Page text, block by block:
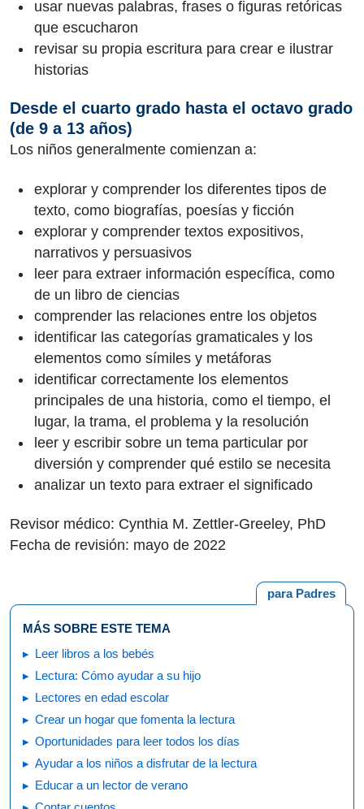
usar nuevas palabras, frases o figuras retóricas
que escucharon
revisar su propia escritura para crear e ilustrar
historias
Desde el cuarto grado hasta el octavo grado
(de 9 a 13 años)
Los niños generalmente comienzan a:
explorar y comprender los diferentes tipos de
texto, como biografías, poesías y ficción
explorar y comprender textos expositivos,
narrativos y persuasivos
leer para extraer información específica, como
de un libro de ciencias
comprender las relaciones entre los objetos
identificar las categorías gramaticales y los
elementos como símiles y metáforas
identificar correctamente los elementos
principales de una historia, como el tiempo, el
lugar, la trama, el problema y la resolución
leer y escribir sobre un tema particular por
diversión y comprender qué estilo se necesita
analizar un texto para extraer el significado
Revisor médico: Cynthia M. Zettler-Greeley, PhD
Fecha de revisión: mayo de 2022
para Padres
MÁS SOBRE ESTE TEMA
Leer libros a los bebés
Lectura: Cómo ayudar a su hijo
Lectores en edad escolar
Crear un hogar que fomenta la lectura
Oportunidades para leer todos los días
Ayudar a los niños a disfrutar de la lectura
Educar a un lector de verano